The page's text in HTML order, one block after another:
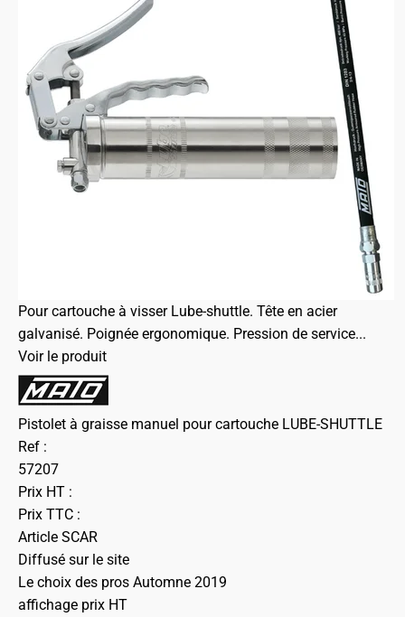
Pour cartouche à visser Lube-shuttle. Tête en acier
galvanisé. Poignée ergonomique. Pression de service...
Voir le produit
Pistolet à graisse manuel pour cartouche LUBE-SHUTTLE
Ref :
57207
Prix HT :
Prix TTC :
Article SCAR
Diffusé sur le site
Le choix des pros Automne 2019
affichage prix HT